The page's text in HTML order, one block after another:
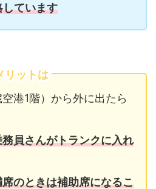
ています
リットは
港1階）から外に出たら
員さんがトランクに入れ
のときは補助席になるこ